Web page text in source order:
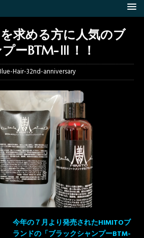
求める方に人気のブ
ーBTM-Ⅲ！！
Hair-32nd-anniversary
今年の７月より発売されたHIMITOブ
ランドの「ブラックシャンプーBTM-